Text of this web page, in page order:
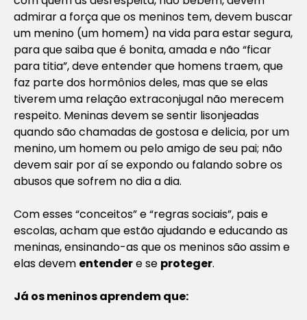
admirar a força que os meninos tem, devem buscar
um menino (um homem) na vida para estar segura,
para que saiba que é bonita, amada e não “ficar
para titia”, deve entender que homens traem, que
faz parte dos hormônios deles, mas que se elas
tiverem uma relação extraconjugal não merecem
respeito. Meninas devem se sentir lisonjeadas
quando são chamadas de gostosa e delicia, por um
menino, um homem ou pelo amigo de seu pai; não
devem sair por aí se expondo ou falando sobre os
abusos que sofrem no dia a dia.
Com esses “conceitos” e “regras sociais”, pais e
escolas, acham que estão ajudando e educando as
meninas, ensinando-as que os meninos são assim e
elas devem entendere se proteger.
Já os meninos aprendem que: